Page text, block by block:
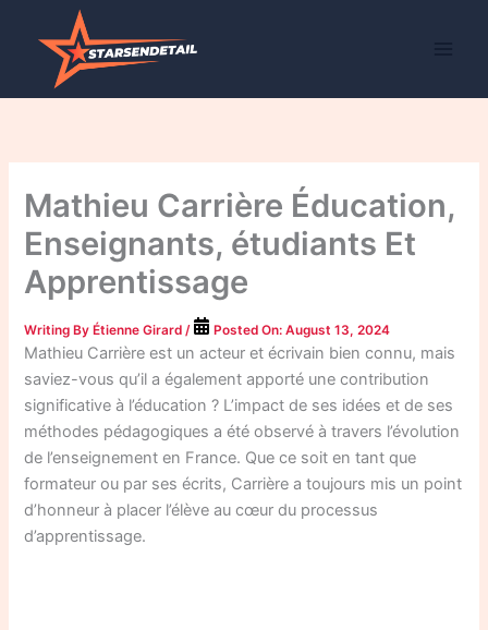
Mathieu Carrière Éducation,
Enseignants, étudiants Et
Apprentissage
Writing ByÉtienne Girard / Posted On:August 13, 2024
Mathieu Carrière est un acteur et écrivain bien connu, mais
saviez-vous qu’il a également apporté une contribution
significative à l’éducation ? L’impact de ses idées et de ses
méthodes pédagogiques a été observé à travers l’évolution
de l’enseignement en France. Que ce soit en tant que
formateur ou par ses écrits, Carrière a toujours mis un point
d’honneur à placer l’élève au cœur du processus
d’apprentissage.